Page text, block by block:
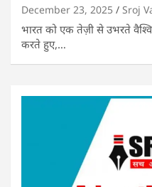
December 23, 2025 Sroj
भारत को एक तेज़ी से उभरते
करते हुए,…